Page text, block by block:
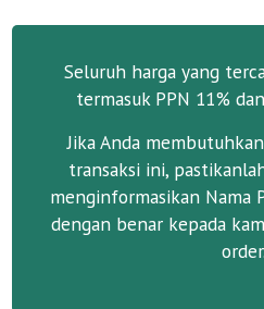
Seluruh harga yang
termasuk PPN 11%
Jika Anda
transaksi ini,
menginformasikan Nama
dengan benar kepada
order.